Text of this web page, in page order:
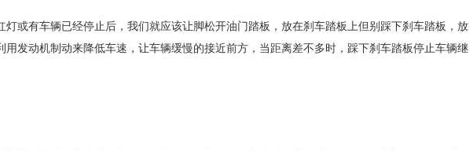
有车辆已经停止后，我们就应该让脚松开油门踏板，放在刹车踏板上但别踩下刹车踏板，放
发动机制动来降低车速，让车辆缓慢的接近前方，当距离差不多时，踩下刹车踏板停止车辆继